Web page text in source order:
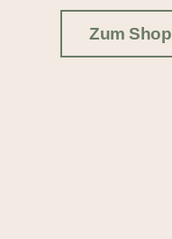
Zum Shop